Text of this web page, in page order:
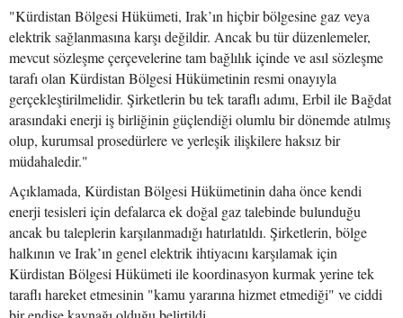
"Kürdistan Bölgesi Hükümeti, Irak’ın hiçbir bölgesine gaz veya
elektrik sağlanmasına karşı değildir. Ancak bu tür düzenlemeler,
mevcut sözleşme çerçevelerine tam bağlılık içinde ve asıl sözleşme
tarafı olan Kürdistan Bölgesi Hükümetinin resmi onayıyla
gerçekleştirilmelidir. Şirketlerin bu tek taraflı adımı, Erbil ile Bağdat
arasındaki enerji iş birliğinin güçlendiği olumlu bir dönemde atılmış
olup, kurumsal prosedürlere ve yerleşik ilişkilere haksız bir
müdahaledir."
Açıklamada, Kürdistan Bölgesi Hükümetinin daha önce kendi
enerji tesisleri için defalarca ek doğal gaz talebinde bulunduğu
ancak bu taleplerin karşılanmadığı hatırlatıldı. Şirketlerin, bölge
halkının ve Irak’ın genel elektrik ihtiyacını karşılamak için
Kürdistan Bölgesi Hükümeti ile koordinasyon kurmak yerine tek
taraflı hareket etmesinin "kamu yararına hizmet etmediği" ve ciddi